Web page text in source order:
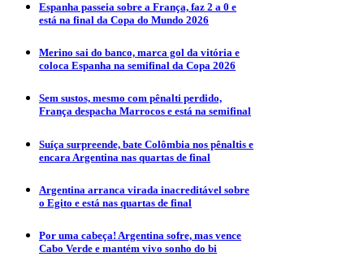
Espanha passeia sobre a França, faz 2 a 0 e
está na final da Copa do Mundo 2026
Merino sai do banco, marca gol da vitória e
coloca Espanha na semifinal da Copa 2026
Sem sustos, mesmo com pênalti perdido,
França despacha Marrocos e está na semifinal
Suíça surpreende, bate Colômbia nos pênaltis e
encara Argentina nas quartas de final
Argentina arranca virada inacreditável sobre
o Egito e está nas quartas de final
Por uma cabeça! Argentina sofre, mas vence
Cabo Verde e mantém vivo sonho do bi